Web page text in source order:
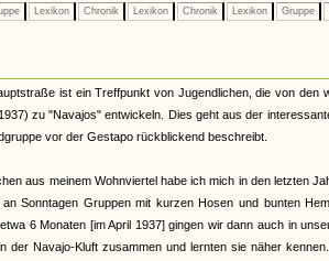
Lexikon Chronik Lexikon Chronik Lexikon Gruppe
ist ein Treffpunkt von Jugendlichen, die von den
zu "Navajos" entwickeln. Dies geht aus der
vor der Gestapo rückblickend beschreibt.
aus meinem Wohnviertel habe ich mich in den letzten
Sonntagen Gruppen mit kurzen Hosen und bunten
6 Monaten [im April 1937] gingen wir dann auch in
der Navajo-Kluft zusammen und lernten sie näher